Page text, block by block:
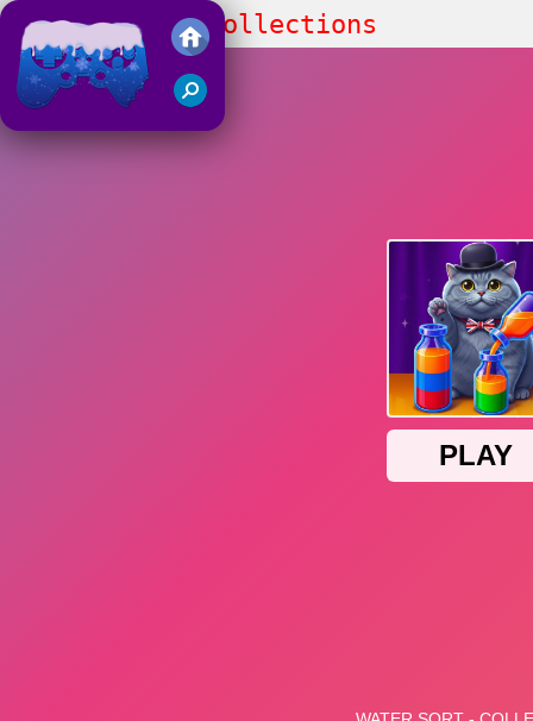
Juegos Friv 2018
Water Sort - Collections